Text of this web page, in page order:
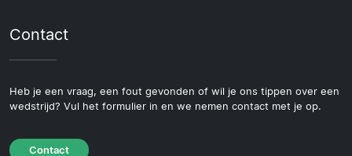
Contact
Heb je een vraag, een fout gevonden of wil je ons tippen over een
wedstrijd? Vul het formulier in en we nemen contact met je op.
Contact